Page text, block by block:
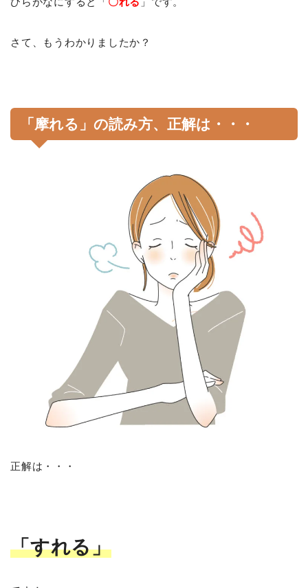
さて、もうわかりましたか？
「摩れる」 の読み方、正解は・・・
正解は・・・
「すれる」